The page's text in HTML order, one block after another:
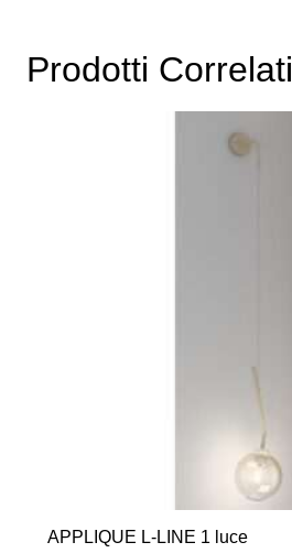
Prodotti Correlati
APPLIQUE L-LINE 1 luce